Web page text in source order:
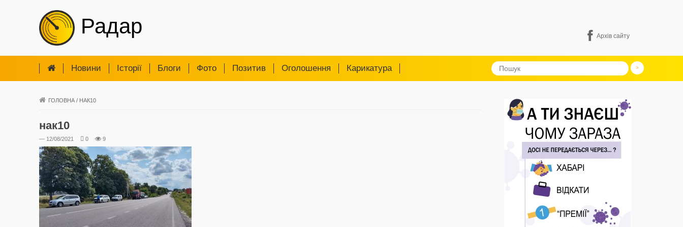
Радар Архів сайту
Новини Iсторії Блоги Фото Позитив Оголошення Карикатура
ГОЛОВНА / НАК10
нак10
— 12/08/2021 0 9